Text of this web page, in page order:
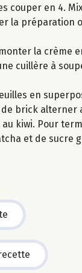
couper en 4.
la préparation
la crème
cuillère à
en
brick alterner
kiwi. Pour
et de sucre